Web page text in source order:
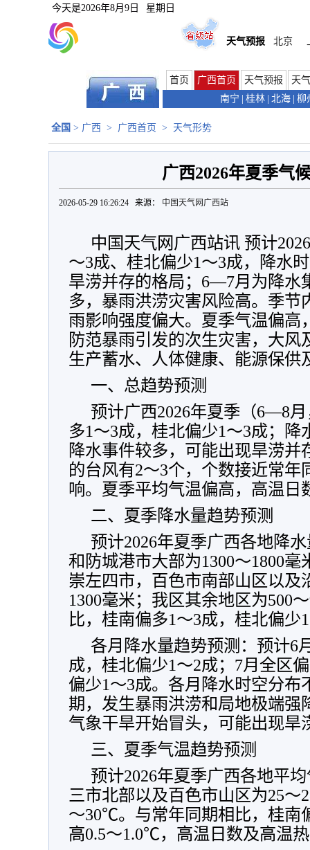
今天是2026年8月9日 星期日
天气预报 北京
首页 广西首页 天气预报
天
南宁
桂林 北海 柳
全国 > 广西 > 广西首页 > 天气形势
广西2026年夏季气
2026-05-29 16:26:24 来源： 中国天气网广西站
中国天气网广西站讯 预计
～3成、桂北偏少1～3成，降水
旱涝并存的格局；6—7月为降水
多，暴雨洪涝灾害风险高。季节
雨影响强度偏大。夏季气温偏高
防范暴雨引发的次生灾害，大风
生产蓄水、人体健康、能源保
一、总趋势预测
预计广西2026年夏季（6—8
多1～3成，桂北偏少1～3成；
降水事件较多，可能出现旱涝并
的台风有2～3个，个数接近常年
响。夏季平均气温偏高，高温日
二、夏季降水量趋势预测
预计2026年夏季广西各地降
和防城港市大部为1300～1800
崇左四市，百色市南部山区以及
1300毫米；我区其余地区为500
比，桂南偏多1～3成，桂北偏少
各月降水量趋势预测：预计6
成，桂北偏少1～2成；7月全区
偏少1～3成。各月降水时空分
期，发生暴雨洪涝和局地极端强
气象干旱开始冒头，可能出现旱
三、夏季气温趋势预测
预计2026年夏季广西各地平
三市北部以及百色市山区为25
～30℃。与常年同期相比，桂南
高0.5～1.0℃，高温日数及高温